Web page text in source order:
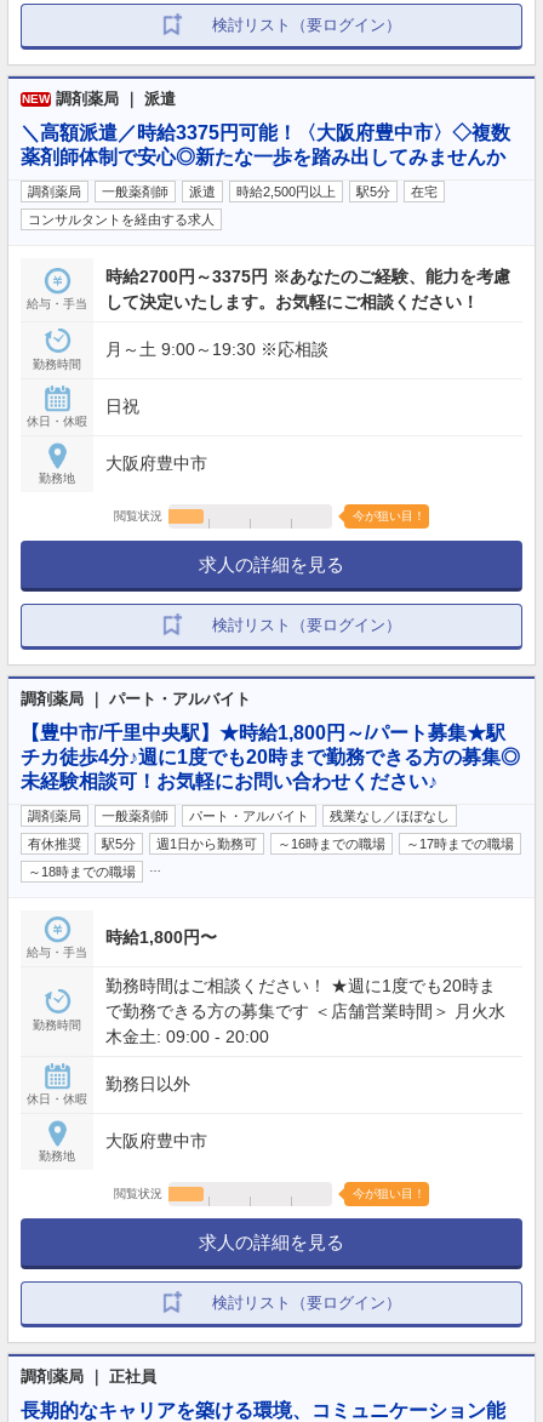
検討リスト（要ログイン）
NEW 調剤薬局 ｜ 派遣
＼高額派遣／時給3375円可能！〈大阪府豊中市〉◇複数
薬剤師体制で安心◎新たな一歩を踏み出してみませんか
調剤薬局 一般薬剤師 派遣 時給2,500円以上 駅5分
在宅
コンサルタントを経由する求人
給与・手当
時給2700円～3375円 ※あなたのご経験、能力を考慮
して決定いたします。お気軽にご相談ください！
勤務時間
月～土 9:00～19:30 ※応相談
休日・休暇
日祝
勤務地
大阪府豊中市
閲覧状況 今が狙い目！
求人の詳細を見る
検討リスト（要ログイン）
調剤薬局 ｜ パート・アルバイト
【豊中市/千里中央駅】★時給1,800円～/パート募集★駅
チカ徒歩4分♪週に1度でも20時まで勤務できる方の募集◎
未経験相談可！お気軽にお問い合わせください♪
調剤薬局 一般薬剤師 パート・アルバイト
残業なし／ほぼなし
有休推奨
駅5分 週1日から勤務可 ～16時までの職場
～17時までの職場
～18時までの職場
給与・手当
時給1,800円〜
勤務時間
勤務時間はご相談ください！ ★週に1度でも20時ま
で勤務できる方の募集です ＜店舗営業時間＞ 月火水
木金土: 09:00 - 20:00
休日・休暇
勤務日以外
勤務地
大阪府豊中市
閲覧状況 今が狙い目！
求人の詳細を見る
検討リスト（要ログイン）
調剤薬局 ｜ 正社員
長期的なキャリアを築ける環境、コミュニケーション能